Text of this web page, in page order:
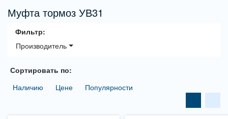
Муфта тормоз УВ31
Фильтр:
Производитель
Сортировать по:
Наличию
Цене Популярности